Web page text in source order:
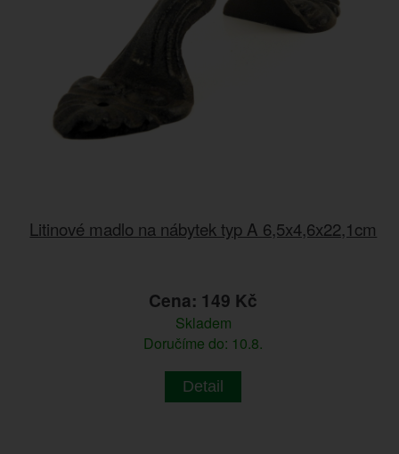
Litinové madlo na nábytek typ A 6,5x4,6x22,1cm
Cena: 149 Kč
Skladem
Doručíme do: 10.8.
Detail